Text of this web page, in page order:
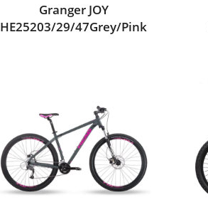
Granger JOY
HE25203/29/47Grey/Pink